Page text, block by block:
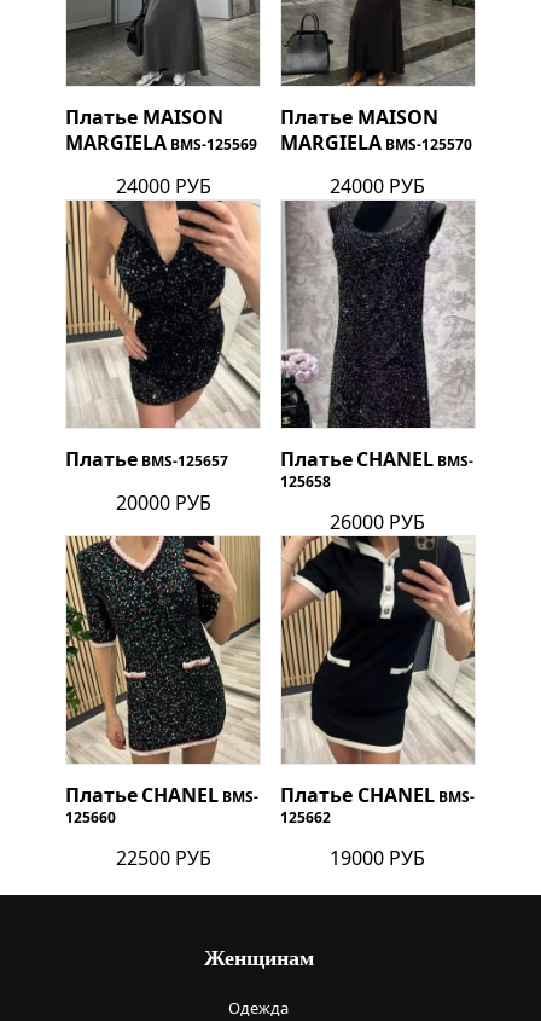
Платье MAISON
MARGIELA BMS-125569
24000 РУБ
Платье MAISON
MARGIELA BMS-125570
24000 РУБ
Платье BMS-125657
20000 РУБ
Платье CHANEL BMS-
125658
26000 РУБ
ПлатьеCHANEL BMS-
125660
22500 РУБ
Платье CHANEL BMS-
125662
19000 РУБ
Женщинам
Одежда